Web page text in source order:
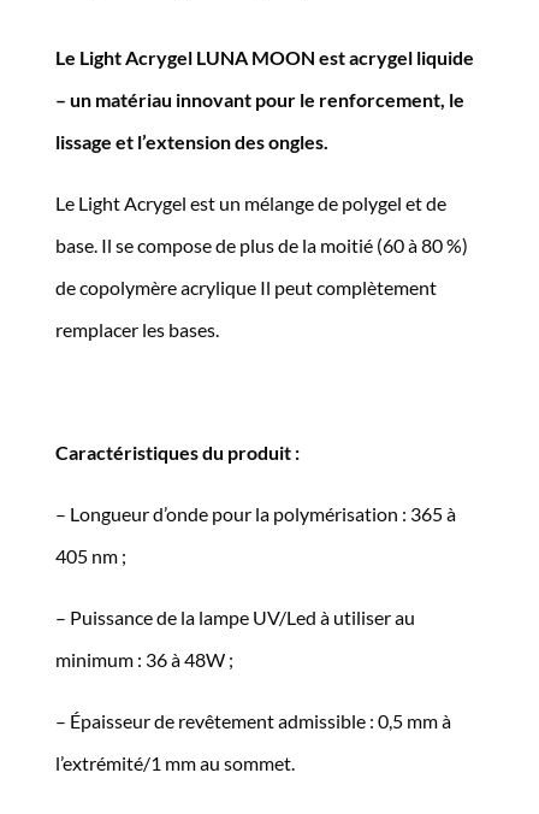
initial
était :
13,25€.
actuel
est :
7,28€.
Le Light Acrygel LUNA MOON est acrygel liquide
– un matériau innovant pour le renforcement, le
lissage et l’extension des ongles.
Le Light Acrygel est un mélange de polygel et de
base. Il se compose de plus de la moitié (60 à 80 %)
de copolymère acrylique Il peut complètement
remplacer les bases.
Caractéristiques du produit :
– Longueur d’onde pour la polymérisation : 365 à
405 nm ;
– Puissance de la lampe UV/Led à utiliser au
minimum : 36 à 48W ;
– Épaisseur de revêtement admissible : 0,5 mm à
l’extrémité/1 mm au sommet.